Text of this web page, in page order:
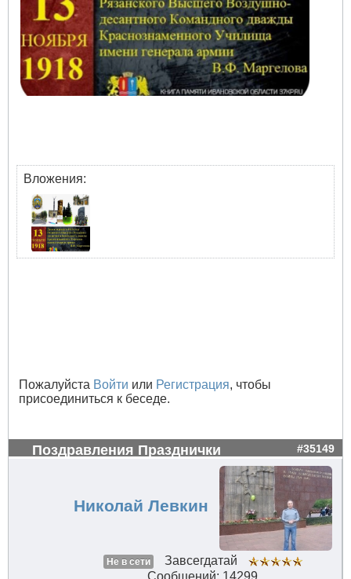
Вложения:
Пожалуйста Войти или Регистрация, чтобы
присоединиться к беседе.
Поздравления Празднички #35149
Николай Левкин
Не в сети
Завсегдатай